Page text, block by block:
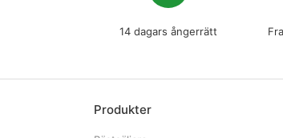
14 dagars ångerrätt
Produkter